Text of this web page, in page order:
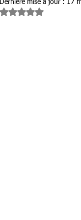
Dernière mise à jour : 17
Noté NaN étoiles sur